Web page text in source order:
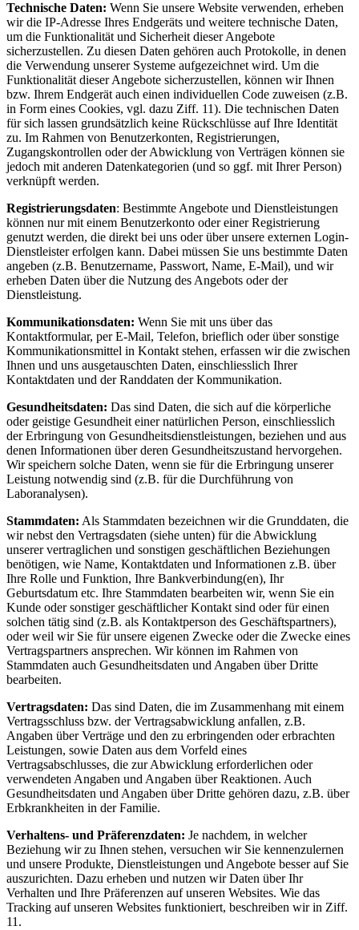
Technische Daten: Wenn Sie unsere Website verwenden, erheben
wir die IP-Adresse Ihres Endgeräts und weitere technische Daten,
um die Funktionalität und Sicherheit dieser Angebote
sicherzustellen. Zu diesen Daten gehören auch Protokolle, in denen
die Verwendung unserer Systeme aufgezeichnet wird. Um die
Funktionalität dieser Angebote sicherzustellen, können wir Ihnen
bzw. Ihrem Endgerät auch einen individuellen Code zuweisen (z.B.
in Form eines Cookies, vgl. dazu Ziff. 11). Die technischen Daten
für sich lassen grundsätzlich keine Rückschlüsse auf Ihre Identität
zu. Im Rahmen von Benutzerkonten, Registrierungen,
Zugangskontrollen oder der Abwicklung von Verträgen können sie
jedoch mit anderen Datenkategorien (und so ggf. mit Ihrer Person)
verknüpft werden.
Registrierungsdaten: Bestimmte Angebote und Dienstleistungen
können nur mit einem Benutzerkonto oder einer Registrierung
genutzt werden, die direkt bei uns oder über unsere externen Login-
Dienstleister erfolgen kann. Dabei müssen Sie uns bestimmte Daten
angeben (z.B. Benutzername, Passwort, Name, E-Mail), und wir
erheben Daten über die Nutzung des Angebots oder der
Dienstleistung.
Kommunikationsdaten: Wenn Sie mit uns über das
Kontaktformular, per E-Mail, Telefon, brieflich oder über sonstige
Kommunikationsmittel in Kontakt stehen, erfassen wir die zwischen
Ihnen und uns ausgetauschten Daten, einschliesslich Ihrer
Kontaktdaten und der Randdaten der Kommunikation.
Gesundheitsdaten: Das sind Daten, die sich auf die körperliche
oder geistige Gesundheit einer natürlichen Person, einschliesslich
der Erbringung von Gesundheitsdienstleistungen, beziehen und aus
denen Informationen über deren Gesundheitszustand hervorgehen.
Wir speichern solche Daten, wenn sie für die Erbringung unserer
Leistung notwendig sind (z.B. für die Durchführung von
Laboranalysen).
Stammdaten: Als Stammdaten bezeichnen wir die Grunddaten, die
wir nebst den Vertragsdaten (siehe unten) für die Abwicklung
unserer vertraglichen und sonstigen geschäftlichen Beziehungen
benötigen, wie Name, Kontaktdaten und Informationen z.B. über
Ihre Rolle und Funktion, Ihre Bankverbindung(en), Ihr
Geburtsdatum etc. Ihre Stammdaten bearbeiten wir, wenn Sie ein
Kunde oder sonstiger geschäftlicher Kontakt sind oder für einen
solchen tätig sind (z.B. als Kontaktperson des Geschäftspartners),
oder weil wir Sie für unsere eigenen Zwecke oder die Zwecke eines
Vertragspartners ansprechen. Wir können im Rahmen von
Stammdaten auch Gesundheitsdaten und Angaben über Dritte
bearbeiten.
Vertragsdaten: Das sind Daten, die im Zusammenhang mit einem
Vertragsschluss bzw. der Vertragsabwicklung anfallen, z.B.
Angaben über Verträge und den zu erbringenden oder erbrachten
Leistungen, sowie Daten aus dem Vorfeld eines
Vertragsabschlusses, die zur Abwicklung erforderlichen oder
verwendeten Angaben und Angaben über Reaktionen. Auch
Gesundheitsdaten und Angaben über Dritte gehören dazu, z.B. über
Erbkrankheiten in der Familie.
Verhaltens- und Präferenzdaten: Je nachdem, in welcher
Beziehung wir zu Ihnen stehen, versuchen wir Sie kennenzulernen
und unsere Produkte, Dienstleistungen und Angebote besser auf Sie
auszurichten. Dazu erheben und nutzen wir Daten über Ihr
Verhalten und Ihre Präferenzen auf unseren Websites. Wie das
Tracking auf unseren Websites funktioniert, beschreiben wir in Ziff.
11.